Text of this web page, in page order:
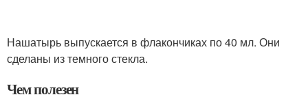
Нашатырь выпускается в флакончиках по 40 мл. Они
сделаны из темного стекла.
Чем полезен